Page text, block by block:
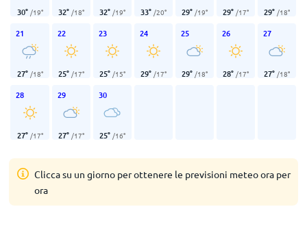
30° /19° 32° /18° 32° /19° 33° /20° 29° /19° 29° /17° 29° /18°
21
27° /18°
22
25° /17°
23
25° /15°
24
29° /17°
25
29° /18°
26
28° /17°
27
27° /18°
28
27° /17°
29
27° /17°
30
25° /16°
Clicca su un giorno per ottenere le previsioni meteo ora per
ora